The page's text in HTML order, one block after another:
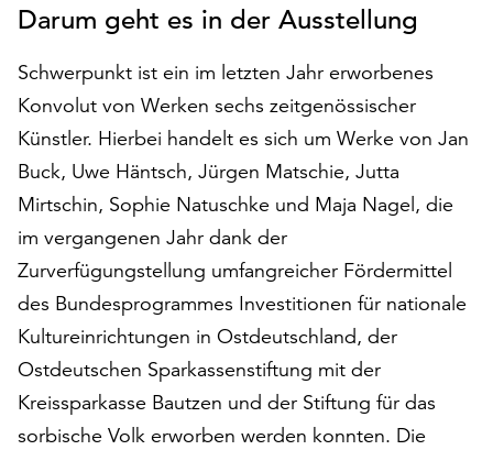
auf
akzeptieren“,
um
Cookies
zu
akzeptieren.
Sie
können
Ihr
Einverständnis
jederzeit
ändern
und
widerrufen.
Dafür
Darum geht es in der Ausstellung
Schwerpunkt ist ein im letzten Jahr erworbenes
Konvolut von Werken sechs zeitgenössischer
Künstler. Hierbei handelt es sich um Werke von Jan
Buck, Uwe Häntsch, Jürgen Matschie, Jutta
Mirtschin, Sophie Natuschke und Maja Nagel, die
im vergangenen Jahr dank der
Zurverfügungstellung umfangreicher Fördermittel
des Bundesprogrammes Investitionen für nationale
Kultureinrichtungen in Ostdeutschland, der
Ostdeutschen Sparkassenstiftung mit der
Kreissparkasse Bautzen und der Stiftung für das
sorbische Volk erworben werden konnten. Die